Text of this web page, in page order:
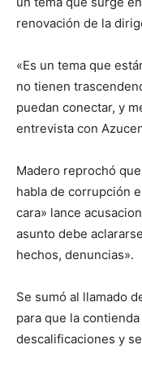
renovación de la
«Es un tema que
no tienen
puedan conectar, y
entrevista con
Madero reprochó
habla de corrupción
cara» lance
asunto debe
hechos, denuncias».
Se sumó al llamado
para que la
descalificaciones y